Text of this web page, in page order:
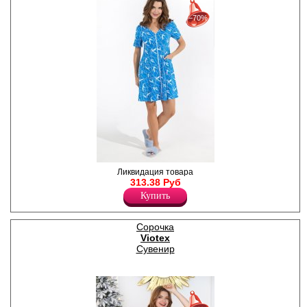
Халат молодежный из
трикотажного полотна
кулирная гладь с набивным
рисунком по всему полотну,
прямой, свободного кроя,
укороченный, расширенный
книзу, с короткими втачными
рукавами, V-образным
вырезом горловины,
застежкой на молнию,
накладными карманами,
полочки с рельефами.
с 22-07-2026 по 28-07-2026
с 29-07-2026 по 04-08-2026
с 05-08-2026 по 11-08-2026
−70%
Ликвидация товара
313.38 Руб
Купить
Сорочка
Viotex
Сувенир
с 22-07-2026 по 28-07-2026